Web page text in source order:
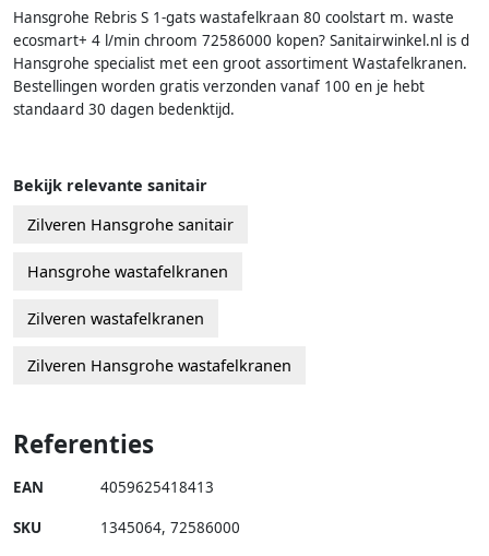
Hansgrohe Rebris S 1-gats wastafelkraan 80 coolstart m. waste
ecosmart+ 4 l/min chroom 72586000 kopen? Sanitairwinkel.nl is d
Hansgrohe specialist met een groot assortiment Wastafelkranen.
Bestellingen worden gratis verzonden vanaf 100 en je hebt
standaard 30 dagen bedenktijd.
Bekijk relevante sanitair
Zilveren Hansgrohe sanitair
Hansgrohe wastafelkranen
Zilveren wastafelkranen
Zilveren Hansgrohe wastafelkranen
Referenties
EAN 4059625418413
SKU 1345064, 72586000